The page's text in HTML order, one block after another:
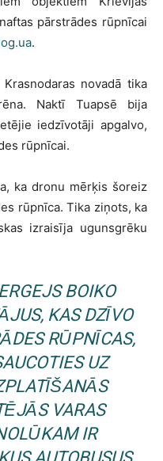
pārstrādes rūpnīcai
.
novadā tika
Naktī Tuapsē bija
iedzīvotāji apgalvo,
rūpnīcai.
ka dronu mērķis šoreiz
rūpnīca. Tika ziņots, ka
izraisīja ugunsgrēku
BOIKO
KAS DZĪVO
RŪPNĪCAS,
UZ
VARAS
IR